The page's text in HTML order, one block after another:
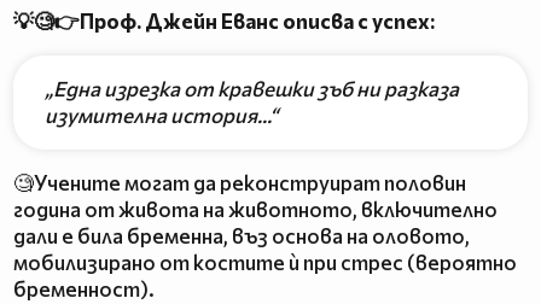
💡🧐👉Проф. Джейн Еванс описва с успех:
„Една изрезка от кравешки зъб ни разказа
изумителна история...“
🧐Учените могат да реконструират половин
година от живота на животното, включително
дали е била бременна, въз основа на оловото,
мобилизирано от костите ѝ при стрес (вероятно
бременност).